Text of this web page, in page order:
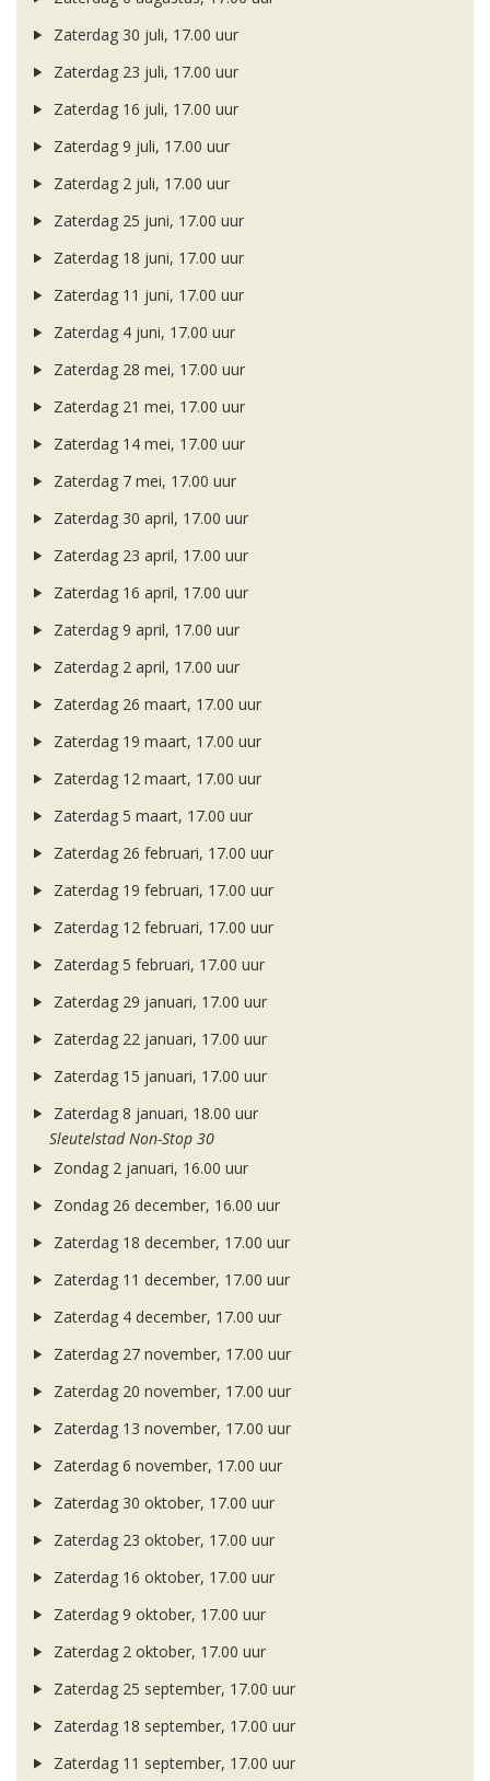
Zaterdag 30 juli, 17.00 uur
Zaterdag 23 juli, 17.00 uur
Zaterdag 16 juli, 17.00 uur
Zaterdag 9 juli, 17.00 uur
Zaterdag 2 juli, 17.00 uur
Zaterdag 25 juni, 17.00 uur
Zaterdag 18 juni, 17.00 uur
Zaterdag 11 juni, 17.00 uur
Zaterdag 4 juni, 17.00 uur
Zaterdag 28 mei, 17.00 uur
Zaterdag 21 mei, 17.00 uur
Zaterdag 14 mei, 17.00 uur
Zaterdag 7 mei, 17.00 uur
Zaterdag 30 april, 17.00 uur
Zaterdag 23 april, 17.00 uur
Zaterdag 16 april, 17.00 uur
Zaterdag 9 april, 17.00 uur
Zaterdag 2 april, 17.00 uur
Zaterdag 26 maart, 17.00 uur
Zaterdag 19 maart, 17.00 uur
Zaterdag 12 maart, 17.00 uur
Zaterdag 5 maart, 17.00 uur
Zaterdag 26 februari, 17.00 uur
Zaterdag 19 februari, 17.00 uur
Zaterdag 12 februari, 17.00 uur
Zaterdag 5 februari, 17.00 uur
Zaterdag 29 januari, 17.00 uur
Zaterdag 22 januari, 17.00 uur
Zaterdag 15 januari, 17.00 uur
Zaterdag 8 januari, 18.00 uur
Sleutelstad Non-Stop 30
Zondag 2 januari, 16.00 uur
Zondag 26 december, 16.00 uur
Zaterdag 18 december, 17.00 uur
Zaterdag 11 december, 17.00 uur
Zaterdag 4 december, 17.00 uur
Zaterdag 27 november, 17.00 uur
Zaterdag 20 november, 17.00 uur
Zaterdag 13 november, 17.00 uur
Zaterdag 6 november, 17.00 uur
Zaterdag 30 oktober, 17.00 uur
Zaterdag 23 oktober, 17.00 uur
Zaterdag 16 oktober, 17.00 uur
Zaterdag 9 oktober, 17.00 uur
Zaterdag 2 oktober, 17.00 uur
Zaterdag 25 september, 17.00 uur
Zaterdag 18 september, 17.00 uur
Zaterdag 11 september, 17.00 uur